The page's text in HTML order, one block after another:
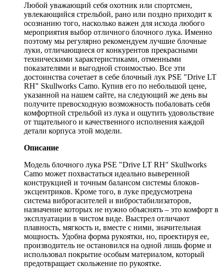
Любой уважающий себя охотник или спортсмен,
увлекающийся стрельбой, рано или поздно приходит к
осознанию того, насколько важен для исхода любого
мероприятия выбор отличного блочного лука. Именно
поэтому мы регулярно рекомендуем лучшие блочные
луки, отличающиеся от конкурентов прекрасными
техническими характеристиками, отменными
показателями и выгодной стоимостью. Все эти
достоинства сочетает в себе блочный лук PSE "Drive LT
RH" Skullworks Camo. Купив его по небольшой цене,
указанной на нашем сайте, на следующий же день вы
получите превосходную возможность побаловать себя
комфортной стрельбой из лука и ощутить удовольствие
от тщательного и качественного исполнения каждой
детали корпуса этой модели.
Описание
Модель блочного лука PSE "Drive LT RH" Skullworks
Camo может похвастаться идеально выверенной
конструкцией и точным балансом системы блоков-
эксцентриков. Кроме того, в луке предусмотрена
система виброгасителей и вибростабилизаторов,
назначение которых не нужно объяснять – это комфорт в
эксплуатации в чистом виде. Выстрел отличают
плавность, мягкость и, вместе с ними, значительная
мощность. Удобна форма рукоятки, но, проектируя ее,
производитель не остановился на одной лишь форме и
использовал покрытие особым материалом, который
предотвращает скольжение по рукоятке.